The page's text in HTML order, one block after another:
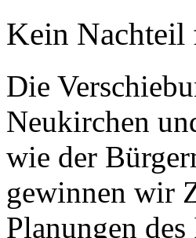
Kein Nachteil
Die
Neukirchen
wie der
gewinnen wir
Planungen